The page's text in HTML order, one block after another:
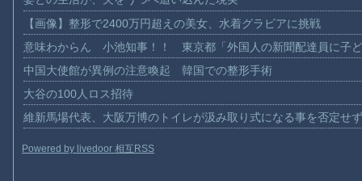
【画像】整形で2400万円超えの美女、水着グラビアに挑戦
意味わからん 小池知事！！ 東京都「外国人の新聞配達員に子
中国大使館が異例の注意喚起 韓国での整形手術
大谷の100人ロス招待
維新馬場代表、大阪万博のトイレが汲み取り式になる事を否定せ
Powered by livedoor 相互RSS